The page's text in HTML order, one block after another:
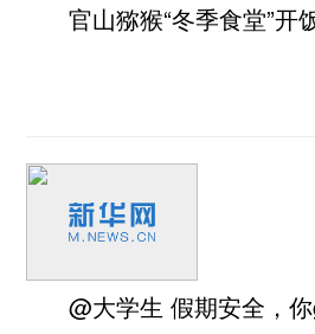
官山猕猴“冬季食堂”开
@大学生 假期安全，